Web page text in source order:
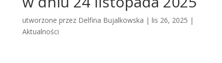
utworzone przez Delfina Bujalkowska | lis 26, 2025 |
Aktualności